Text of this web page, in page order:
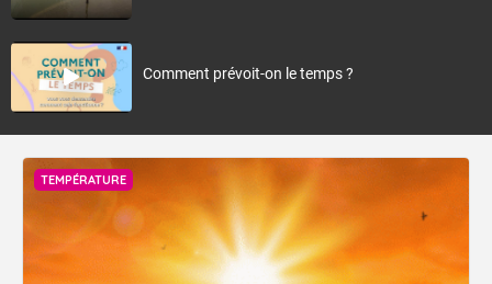
Comment prévoit-on le temps ?
TEMPÉRATURE